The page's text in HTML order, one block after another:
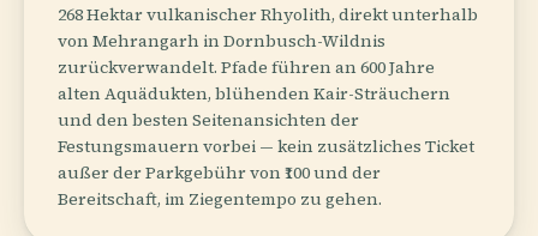
268 Hektar vulkanischer Rhyolith, direkt unterhalb
von Mehrangarh in Dornbusch-Wildnis
zurückverwandelt. Pfade führen an 600 Jahre
alten Aquädukten, blühenden Kair-Sträuchern
und den besten Seitenansichten der
Festungsmauern vorbei — kein zusätzliches Ticket
außer der Parkgebühr von ₹100 und der
Bereitschaft, im Ziegentempo zu gehen.